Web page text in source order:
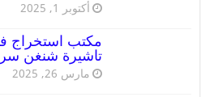
أكتوبر 1, 2025
تاشيرة شنغن
مارس 26, 2025